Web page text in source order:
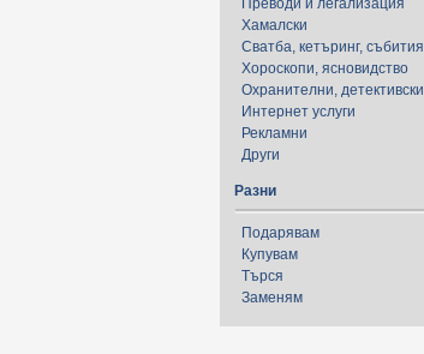
Преводи и легализация
Хамалски
Сватба, кетъринг, събития
Хороскопи, ясновидство
Охранителни, детективски
Интернет услуги
Рекламни
Други
Разни
Подарявам
Купувам
Търся
Заменям